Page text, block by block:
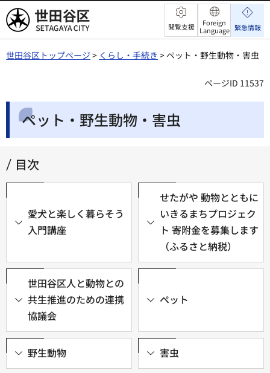
世田谷区 閲覧支援
Foreign
Language 緊急情報
世田谷区トップページ > くらし・手続き > ペット・野生動物・害虫
ページID 11537
ペット・野生動物・害虫
目次
愛犬と楽しく暮らそう
入門講座
せたがや 動物とともに
いきるまちプロジェク
ト 寄附金を募集します
（ふるさと納税）
世田谷区人と動物との
共生推進のための連携
協議会
ペット
野生動物 害虫